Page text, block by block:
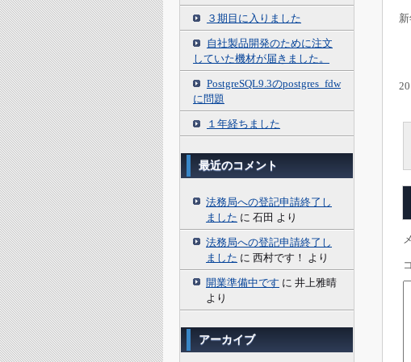
３期目に入りました
自社製品開発のために注文
していた機材が届きました。
PostgreSQL9.3のpostgres_fdw
に問題
１年経ちました
最近のコメント
法務局への登記申請終了し
ました に 石田 より
法務局への登記申請終了し
ました に 西村です！ より
開業準備中です に 井上雅晴
より
アーカイブ